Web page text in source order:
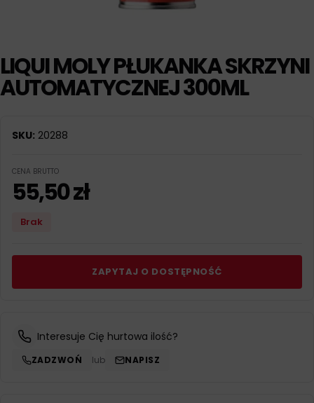
LIQUI MOLY PŁUKANKA SKRZYNI
AUTOMATYCZNEJ 300ML
SKU: 20288
CENA BRUTTO
55,50zł
Brak
ZAPYTAJ O DOSTĘPNOŚĆ
Interesuje Cię hurtowa ilość?
ZADZWOŃ lub NAPISZ